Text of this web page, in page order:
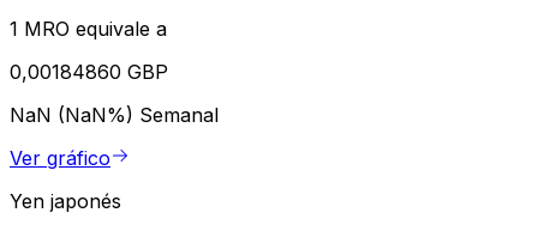
1 MRO equivale a
0,00184860 GBP
NaN (NaN%) Semanal
Ver gráfico
Yen japonés